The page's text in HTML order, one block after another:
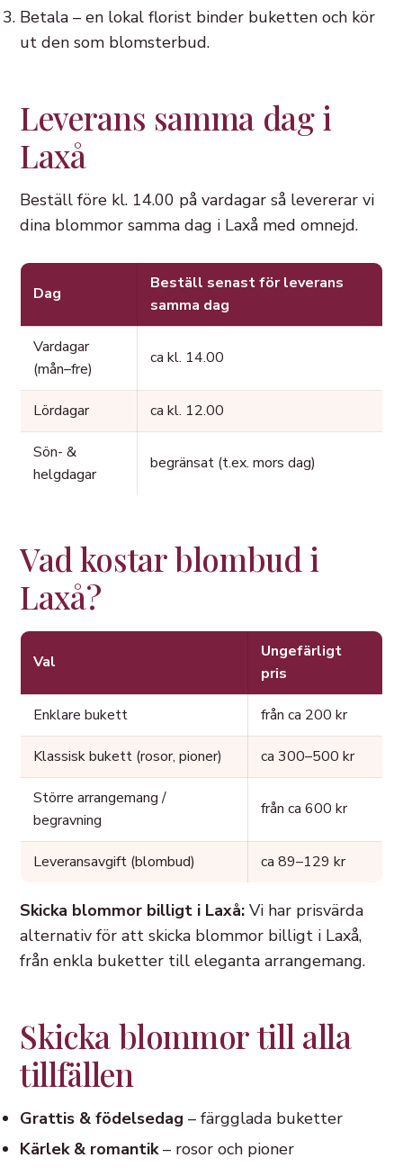
Betala – en lokal florist binder buketten och kör
ut den som blomsterbud.
Leverans samma dag i
Laxå
Beställ före kl. 14.00 på vardagar så levererar vi
dina blommor samma dag i Laxå med omnejd.
Dag
Beställ senast för leverans
samma dag
Vardagar
(mån–fre)
ca kl. 14.00
Lördagar ca kl. 12.00
Sön- &
helgdagar
begränsat (t.ex. mors dag)
Vad kostar blombud i
Laxå?
Val
Ungefärligt
pris
Enklare bukett från ca 200 kr
Klassisk bukett (rosor, pioner) ca 300–500 kr
Större arrangemang /
begravning
från ca 600 kr
Leveransavgift (blombud) ca 89–129 kr
Skicka blommor billigt i Laxå: Vi har prisvärda
alternativ för att skicka blommor billigt i Laxå,
från enkla buketter till eleganta arrangemang.
Skicka blommor till alla
tillfällen
Grattis & födelsedag – färgglada buketter
Kärlek & romantik– rosor och pioner